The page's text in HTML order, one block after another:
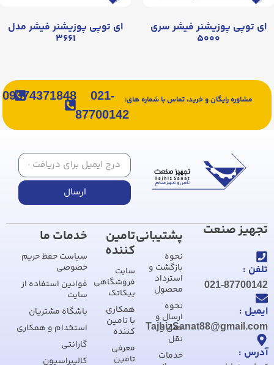
ای توپی پوزیشنر فیشر سری
۵۰۰۰
ای توپی پوزیشنر فیشر مدل
۳۶۶۱
مشاوره رایگان و خرید، تماس با شماره های:
021-
87700142
09374371848
ارسال
تجهیز صنعت
تلفن :
021-87700142
ایمیل :
TajhizSanat88@gmail.com
آدرس :
پشتیبانی
نحوه
بازگشت و
استرداد
محصول
نحوه
ارسال و
حمل و
نقل
خدمات
تامین
کننده
سایت
فروشگاهی
پیکاتک
همکاری
با تامین
کننده
معرفی
تامین
خدمات ما
سیاست حفظ حریم
خصوصی
قوانین استفاده از
سایت
باشگاه مشتریان
استخدام و همکاری
گارانتی
کالیبراسیون